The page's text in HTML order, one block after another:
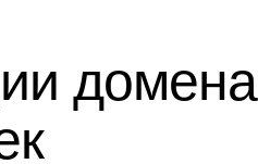
домена